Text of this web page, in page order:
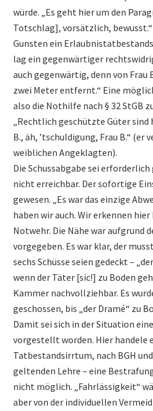
würde. „Es geht hier um den
Totschlag], vorsätzlich,
Gunsten ein
lag ein gegenwärtiger
auch gegenwärtig, denn von Frau
zwei Meter entfernt.“ Eine
also die Nothilfe nach § 32 StGB
„Rechtlich geschützte Güter sind
B., äh, ’tschuldigung, Frau B.“ (er
weiblichen Angeklagten).
Die Schussabgabe sei
nicht erreichbar. Der sofortige
gewesen. „Es war das einzige
haben wir auch. Wir erkennen
Notwehr. Die Nähe war aufgrund
vorgegeben. Es war klar, der
sechs Schüsse seien gedeckt –
wenn der Täter [sic!] zu Boden
Kammer nachvollziehbar. Es
geschossen, bis „der Dramé“ zu
Damit sei sich in der Situation
vorgestellt worden. Hier handele
Tatbestandsirrtum, nach BGH
geltenden Lehre – eine
nicht möglich. „Fahrlässigkeit“
aber von der individuellen